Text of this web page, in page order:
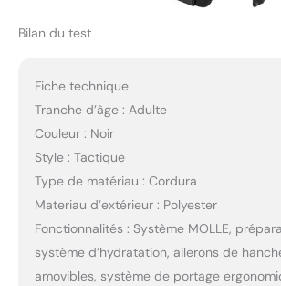
Bilan du test
Fiche technique
Tranche d’âge : Adulte
Couleur : Noir
Style : Tactique
Type de matériau : Cordura
Materiau d’extérieur : Polyester
Fonctionnalités : Système MOLLE,
système d’hydratation, ailerons de
amovibles, système de portage